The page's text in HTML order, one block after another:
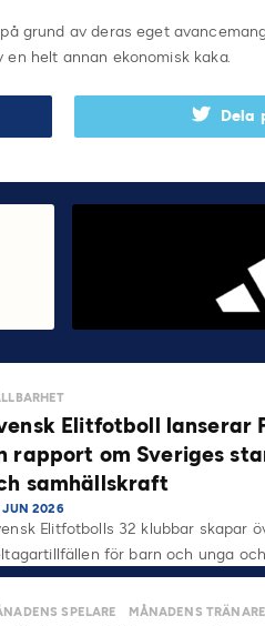
grund av deras eget
helt annan ekonomisk kaka.
Dela
Elitfotboll lanserar
rapport om Sveriges
samhällskraft
JUN 2026
Elitfotbolls 32 klubbar skapar
för barn och unga
SPELARE MÅNADENS TRÄNARE